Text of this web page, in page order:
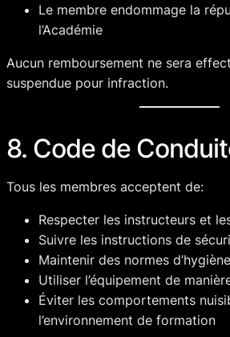
Le membre endommage la
l’Académie
Aucun remboursement ne sera
suspendue pour infraction.
8. Code de
Tous les membres acceptent de:
Respecter les instructeurs et
Suivre les instructions de
Maintenir des normes d’hygiène
Utiliser l’équipement de
Éviter les comportements
l’environnement de formation